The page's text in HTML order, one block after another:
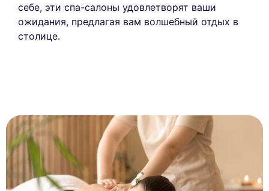
себе, эти спа-салоны удовлетворят ваши
ожидания, предлагая вам волшебный отдых в
столице.